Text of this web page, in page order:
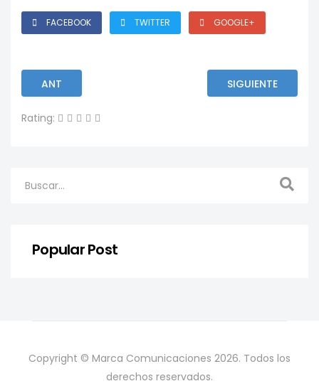
FACEBOOK TWITTER GOOGLE+
ANT SIGUIENTE
Rating:
Popular Post
Copyright © Marca Comunicaciones 2026. Todos los
derechos reservados.